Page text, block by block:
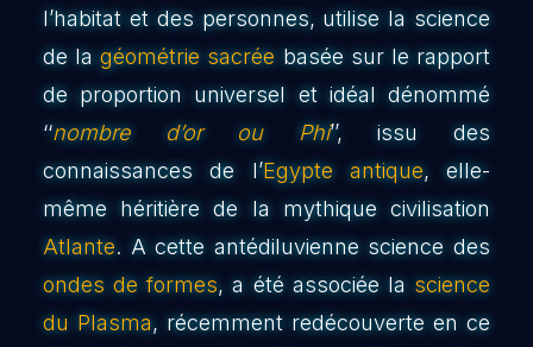
l’habitat et des personnes, utilise la science
de lagéométrie sacrée basée sur le rapport
de proportion universel et idéal dénommé
‘‘nombre d’or ou Phi’’, issu des
connaissances de l’Egypte antique, elle-
même héritière de la mythique civilisation
Atlante. A cette antédiluvienne science des
ondes de formes, a été associée la science
du Plasma, récemment redécouverte en ce